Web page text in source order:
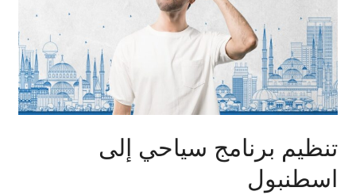
تنظيم برنامج سياحي إلى
اسطنبول